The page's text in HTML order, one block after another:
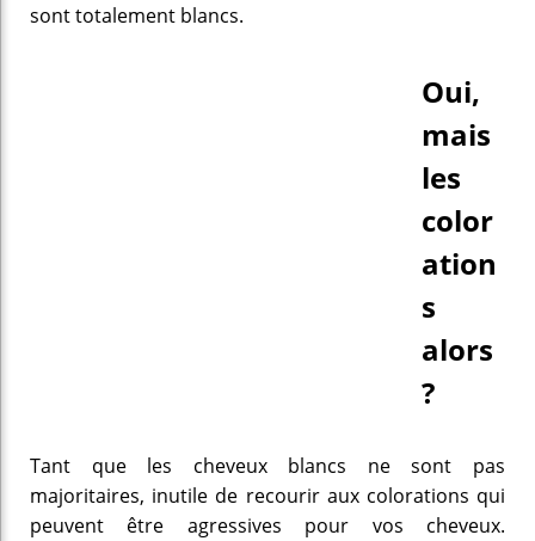
sont totalement blancs.
Oui,
mais
les
color
ation
s
alors
?
Tant que les cheveux blancs ne sont pas
majoritaires, inutile de recourir aux colorations qui
peuvent être agressives pour vos cheveux.